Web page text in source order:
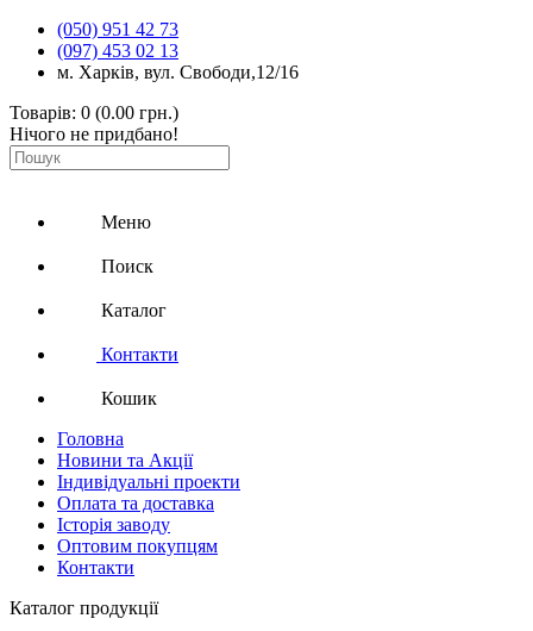
(050) 951 42 73
(097) 453 02 13
м. Харків, вул. Свободи,12/16
Товарів: 0 (0.00 грн.)
Нічого не придбано!
Меню
Поиск
Каталог
Контакти
Кошик
Головна
Новини та Акції
Індивідуальні проекти
Оплата та доставка
Історія заводу
Оптовим покупцям
Контакти
Каталог продукції